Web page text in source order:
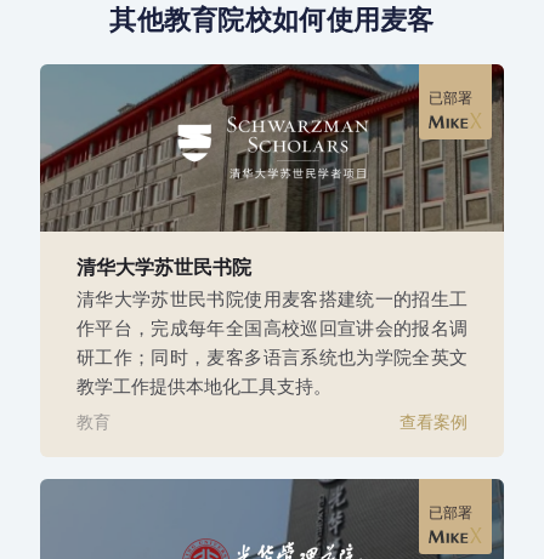
其他教育院校如何使用麦客
已部署
清华大学苏世民书院
清华大学苏世民书院使用麦客搭建统一的招生工
作平台，完成每年全国高校巡回宣讲会的报名调
研工作；同时，麦客多语言系统也为学院全英文
教学工作提供本地化工具支持。
教育 查看案例
已部署